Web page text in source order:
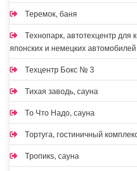
Теремок, баня
Технопарк, автотехцентр для
японских и немецких автомобилей
Техцентр Бокс № 3
Тихая заводь, сауна
То Что Надо, сауна
Тортуга, гостиничный
Тропикs, сауна